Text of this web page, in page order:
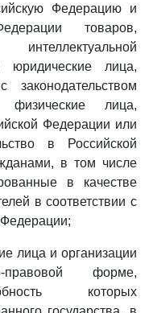
Федерацию и
товаров,
юридические лица,
лица,
Федерации или
в Российской
в том числе
в качестве
в соответствии с
Федерации;
лица и организации
форме,
которых